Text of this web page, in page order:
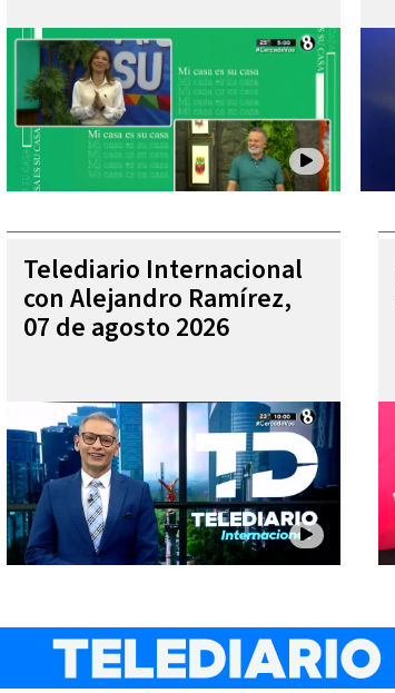
Telediario Internacional
con Alejandro Ramírez,
07 de agosto 2026